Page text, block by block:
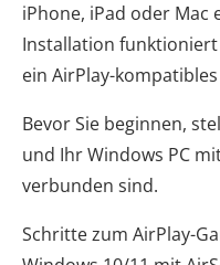
iPhone, iPad oder Mac
Installation funktioniert
ein AirPlay-
Bevor Sie beginnen,
und Ihr Windows PC
verbunden sind.
Schritte zum AirPlay-